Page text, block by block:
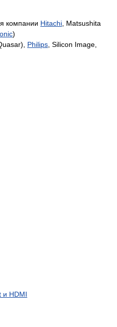
компании Hitachi , Matsushita
)
Philips , Silicon Image,
и HDMI